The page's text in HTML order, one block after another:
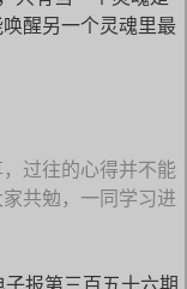
醒另一个灵魂里最
过往的心得并不能
共勉，一同学习进
报第三百五十六期